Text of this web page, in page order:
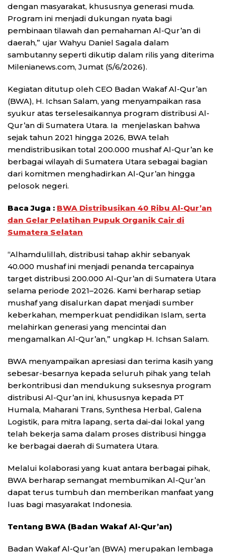
dengan masyarakat, khususnya generasi muda.
Program ini menjadi dukungan nyata bagi
pembinaan tilawah dan pemahaman Al-Qur’an di
daerah,” ujar Wahyu Daniel Sagala dalam
sambutanny seperti dikutip dalam rilis yang diterima
Milenianews.com, Jumat (5/6/2026).
Kegiatan ditutup oleh CEO Badan Wakaf Al-Qur’an
(BWA), H. Ichsan Salam, yang menyampaikan rasa
syukur atas terselesaikannya program distribusi Al-
Qur’an di Sumatera Utara. Ia menjelaskan bahwa
sejak tahun 2021 hingga 2026, BWA telah
mendistribusikan total 200.000 mushaf Al-Qur’an ke
berbagai wilayah di Sumatera Utara sebagai bagian
dari komitmen menghadirkan Al-Qur’an hingga
pelosok negeri.
Baca Juga : BWA Distribusikan 40 Ribu Al-Qur’an
dan Gelar Pelatihan Pupuk Organik Cair di
Sumatera Selatan
“Alhamdulillah, distribusi tahap akhir sebanyak
40.000 mushaf ini menjadi penanda tercapainya
target distribusi 200.000 Al-Qur’an di Sumatera Utara
selama periode 2021–2026. Kami berharap setiap
mushaf yang disalurkan dapat menjadi sumber
keberkahan, memperkuat pendidikan Islam, serta
melahirkan generasi yang mencintai dan
mengamalkan Al-Qur’an,” ungkap H. Ichsan Salam.
BWA menyampaikan apresiasi dan terima kasih yang
sebesar-besarnya kepada seluruh pihak yang telah
berkontribusi dan mendukung suksesnya program
distribusi Al-Qur’an ini, khususnya kepada PT
Humala, Maharani Trans, Synthesa Herbal, Galena
Logistik, para mitra lapang, serta dai-dai lokal yang
telah bekerja sama dalam proses distribusi hingga
ke berbagai daerah di Sumatera Utara.
Melalui kolaborasi yang kuat antara berbagai pihak,
BWA berharap semangat membumikan Al-Qur’an
dapat terus tumbuh dan memberikan manfaat yang
luas bagi masyarakat Indonesia.
Tentang BWA (Badan Wakaf Al-Qur’an)
Badan Wakaf Al-Qur’an (BWA) merupakan lembaga